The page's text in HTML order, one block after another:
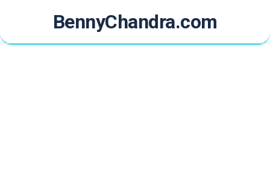
content
BennyChandra.com